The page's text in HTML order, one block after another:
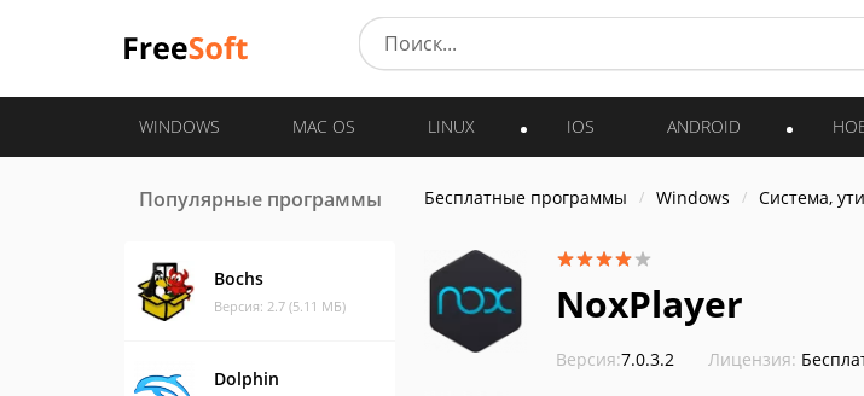
WINDOWS MAC OS LINUX IOS ANDROID
Популярные программы
Bochs
Версия: 2.7 (5.11 МБ)
Dolphin
Бесплатные программы Windows Система,
NoxPlayer
Версия:7.0.3.2 Лицензия: